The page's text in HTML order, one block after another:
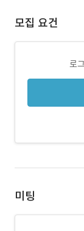
모집 요건
로
미팅